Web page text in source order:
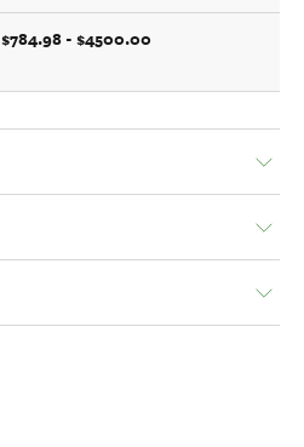
$784.98 - $4500.00